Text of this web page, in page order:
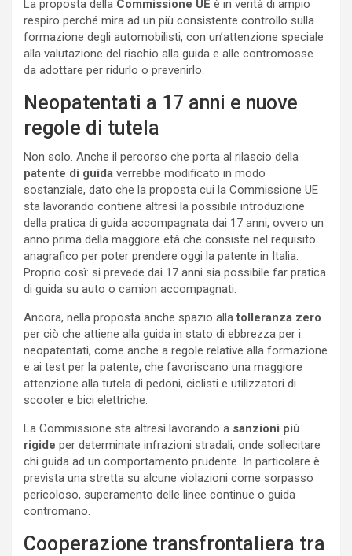
La proposta della Commissione UE è in verità di ampio
respiro perché mira ad un più consistente controllo sulla
formazione degli automobilisti, con un’attenzione speciale
alla valutazione del rischio alla guida e alle contromosse
da adottare per ridurlo o prevenirlo.
Neopatentati a 17 anni e nuove
regole di tutela
Non solo. Anche il percorso che porta al rilascio della
patente di guida verrebbe modificato in modo
sostanziale, dato che la proposta cui la Commissione UE
sta lavorando contiene altresì la possibile introduzione
della pratica di guida accompagnata dai 17 anni, ovvero un
anno prima della maggiore età che consiste nel requisito
anagrafico per poter prendere oggi la patente in Italia.
Proprio così: si prevede dai 17 anni sia possibile far pratica
di guida su auto o camion accompagnati.
Ancora, nella proposta anche spazio allatolleranza zero
per ciò che attiene alla guida in stato di ebbrezza per i
neopatentati, come anche a regole relative alla formazione
e ai test per la patente, che favoriscano una maggiore
attenzione alla tutela di pedoni, ciclisti e utilizzatori di
scooter e bici elettriche.
La Commissione sta altresì lavorando a sanzioni più
rigide per determinate infrazioni stradali, onde sollecitare
chi guida ad un comportamento prudente. In particolare è
prevista una stretta su alcune violazioni come sorpasso
pericoloso, superamento delle linee continue o guida
contromano.
Cooperazione transfrontaliera tra